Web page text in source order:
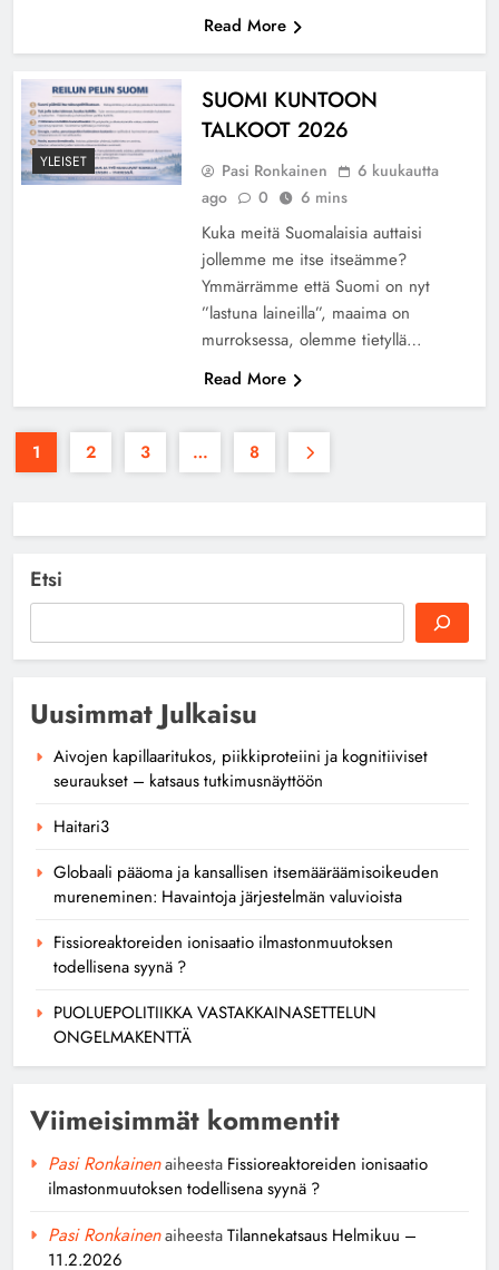
Read More
YLEISET
SUOMI KUNTOON
TALKOOT 2026
Pasi Ronkainen
6 kuukautta
ago
0 6 mins
Kuka meitä Suomalaisia auttaisi
jollemme me itse itseämme?
Ymmärrämme että Suomi on nyt
”lastuna laineilla”, maaima on
murroksessa, olemme tietyllä…
Read More
1 2 3 … 8
Etsi
Uusimmat Julkaisu
Aivojen kapillaaritukos, piikkiproteiini ja kognitiiviset
seuraukset – katsaus tutkimusnäyttöön
Haitari3
Globaali pääoma ja kansallisen itsemääräämisoikeuden
mureneminen: Havaintoja järjestelmän valuvioista
Fissioreaktoreiden ionisaatio ilmastonmuutoksen
todellisena syynä ?
PUOLUEPOLITIIKKA VASTAKKAINASETTELUN
ONGELMAKENTTÄ
Viimeisimmät kommentit
Pasi Ronkainenaiheesta Fissioreaktoreiden ionisaatio
ilmastonmuutoksen todellisena syynä ?
Pasi RonkainenaiheestaTilannekatsaus Helmikuu –
11.2.2026